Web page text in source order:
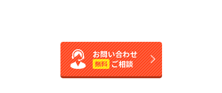
お問い合わせ
無料 ご相談